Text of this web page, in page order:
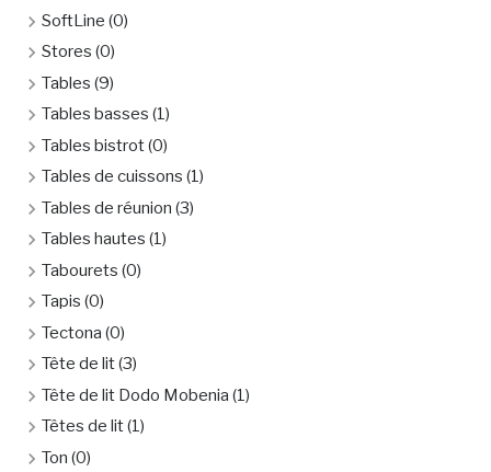
SoftLine (0)
Stores (0)
Tables (9)
Tables basses (1)
Tables bistrot(0)
Tables de cuissons (1)
Tables de réunion (3)
Tables hautes (1)
Tabourets (0)
Tapis (0)
Tectona (0)
Tête de lit(3)
Tête de lit Dodo Mobenia (1)
Têtes de lit(1)
Ton (0)